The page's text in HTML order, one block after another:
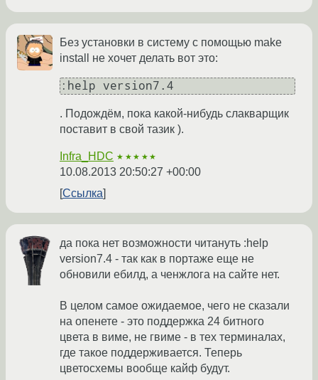
Без установки в систему с помощью make
install не хочет делать вот это:
:help version7.4
. Подождём, пока какой-нибудь слакварщик
поставит в свой тазик ).
Infra_HDC ★★★★★
10.08.2013 20:50:27 +00:00
Ссылка
да пока нет возможности читануть :help
version7.4 - так как в портаже еще не
обновили ебилд, а ченжлога на сайте нет.
В целом самое ожидаемое, чего не сказали
на опенете - это поддержка 24 битного
цвета в виме, не гвиме - в тех терминалах,
где такое поддерживается. Теперь
цветосхемы вообще кайф будут.